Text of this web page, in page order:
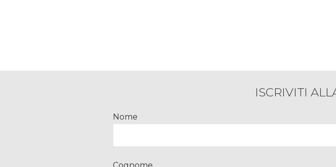
ISCRIVITI
Nome
Cognome